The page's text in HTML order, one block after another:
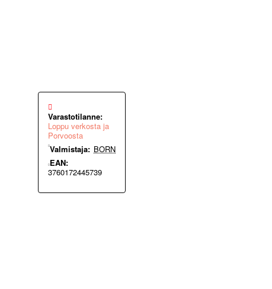
Varastotilanne:
Loppu verkosta ja
Porvoosta
Valmistaja: BORN
EAN:
3760172445739